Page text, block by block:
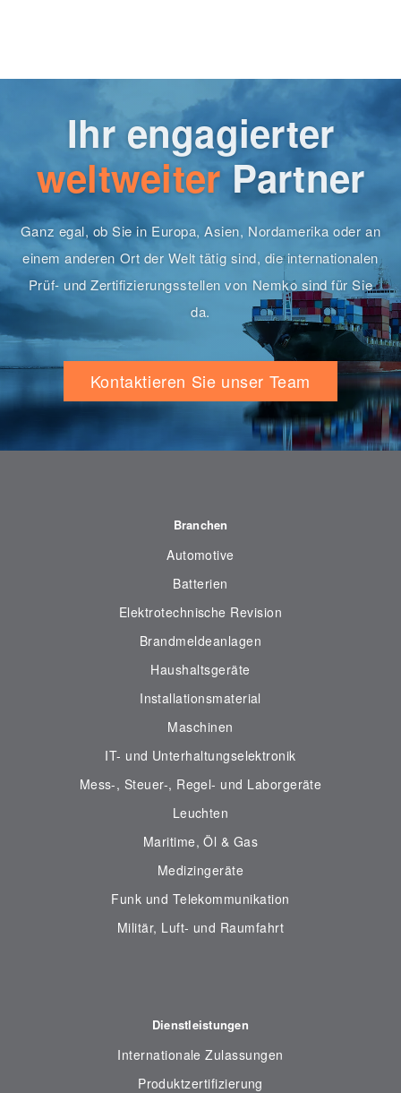
Ihr engagierter
weltweiterPartner
Ganz egal, ob Sie in Europa, Asien, Nordamerika oder an
einem anderen Ort der Welt tätig sind, die internationalen
Prüf- und Zertifizierungsstellen von Nemko sind für Sie
da.
Kontaktieren Sie unser Team
Branchen
Automotive
Batterien
Elektrotechnische Revision
Brandmeldeanlagen
Haushaltsgeräte
Installationsmaterial
Maschinen
IT- und Unterhaltungselektronik
Mess-, Steuer-, Regel- und Laborgeräte
Leuchten
Maritime, Öl & Gas
Medizingeräte
Funk und Telekommunikation
Militär, Luft- und Raumfahrt
Dienstleistungen
Internationale Zulassungen
Produktzertifizierung